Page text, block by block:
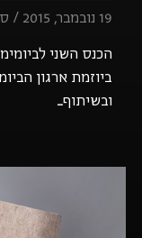
19 נובמבר, 2015 / סתיו כהן
הכנס השני
ביוזמת ארגון
ובשיתוף...